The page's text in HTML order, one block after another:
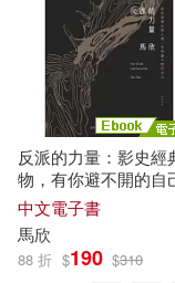
玉井雪雄(13)
韓靜慧(13)
（古希臘）
中國政法大學
湖南少年兒童
現代出版社
吉林攝影出版
反派的力量：影史經
物，有你避不開的自
書)
中文電子書
馬欣
88 折 $190 $310